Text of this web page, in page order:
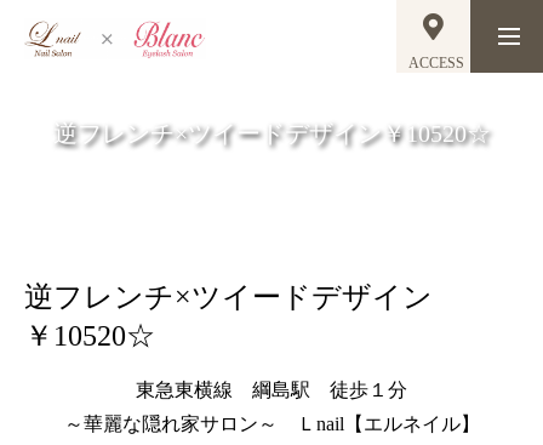
ACCESS
逆フレンチ×ツイードデザイン￥10520☆
逆フレンチ×ツイードデザイン
￥10520☆
東急東横線 綱島駅 徒歩１分
～華麗な隠れ家サロン～ Ｌnail【エルネイル】